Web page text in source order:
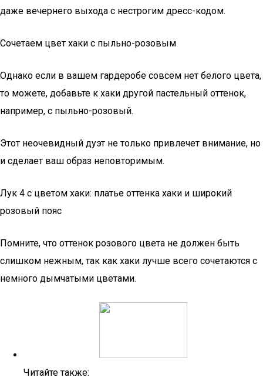
даже вечернего выхода с нестрогим дресс-кодом.
Сочетаем цвет хаки с пыльно-розовым
Однако если в вашем гардеробе совсем нет белого цвета,
то можете, добавьте к хаки другой пастельный оттенок,
например, с пыльно-розовый.
Этот неочевидный дуэт не только привлечет внимание, но
и сделает ваш образ неповторимым.
Лук 4 с цветом хаки: платье оттенка хаки и широкий
розовый пояс
Помните, что оттенок розового цвета не должен быть
слишком нежным, так как хаки лучше всего сочетаются с
немного дымчатыми цветами.
Читайте также: